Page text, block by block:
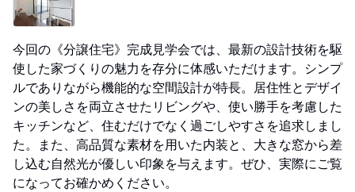
今回の《分譲住宅》完成見学会では、最新の設計技術を駆
使した家づくりの魅力を存分に体感いただけます。シンプ
ルでありながら機能的な空間設計が特長。居住性とデザイ
ンの美しさを両立させたリビングや、使い勝手を考慮した
キッチンなど、住むだけでなく過ごしやすさを追求しまし
た。また、高品質な素材を用いた内装と、大きな窓から差
し込む自然光が優しい印象を与えます。ぜひ、実際にご覧
になってお確かめください。